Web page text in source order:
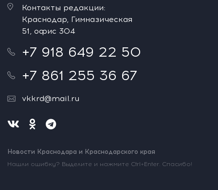
Контакты редакции:
Краснодар, Гимназическая
51, офис 304
+7 918 649 22 50
+7 861 255 36 67
vkkrd@mail.ru
Новости Краснодара и Краснодарского края
Нашли ошибку? Выделите и нажмите Ctrl+Enter. Спасибо!